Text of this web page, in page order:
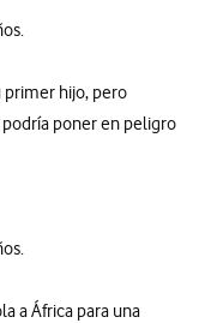
primer hijo, pero
poner en peligro
a África para una